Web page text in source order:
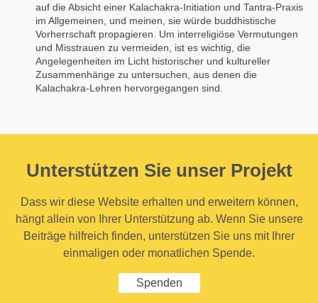
auf die Absicht einer Kalachakra-Initiation und Tantra-Praxis
im Allgemeinen, und meinen, sie würde buddhistische
Vorherrschaft propagieren. Um interreligiöse Vermutungen
und Misstrauen zu vermeiden, ist es wichtig, die
Angelegenheiten im Licht historischer und kultureller
Zusammenhänge zu untersuchen, aus denen die
Kalachakra-Lehren hervorgegangen sind.
Unterstützen Sie unser Projekt
Dass wir diese Website erhalten und erweitern können,
hängt allein von Ihrer Unterstützung ab. Wenn Sie unsere
Beiträge hilfreich finden, unterstützen Sie uns mit Ihrer
einmaligen oder monatlichen Spende.
Spenden